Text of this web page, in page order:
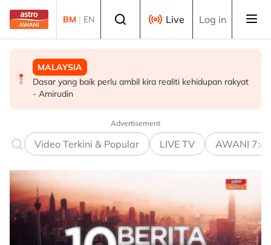
Skip to main content
BM | EN Live Log in
MALAYSIA
Dasar yang baik perlu ambil kira realiti kehidupan rakyat
- Amirudin
MALAYSIA
Sudah tiba masa gubal Akta CDF, hentikan politik ‘carrot
and stick’ - Penganalisis
POLITIK
Ewon, Donald kekal teraju UPKO
Advertisement
Video Terkini & Popular LIVE TV AWANI